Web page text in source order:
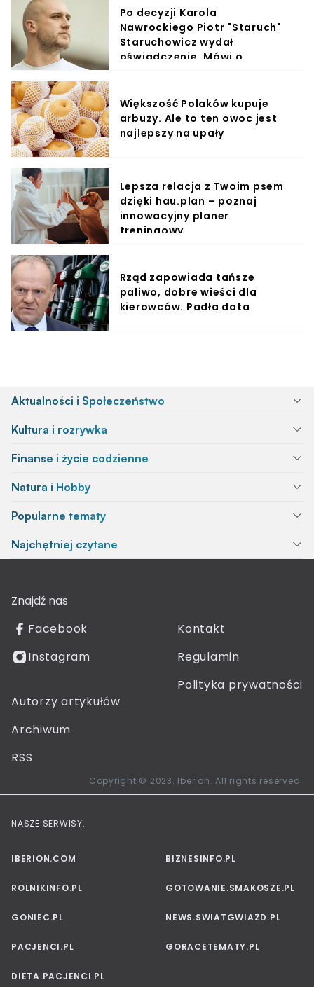
Po decyzji Karola
Nawrockiego Piotr "Staruch"
Staruchowicz wydał
oświadczenie. Mówi o
Większość Polaków kupuje
arbuzy. Ale to ten owoc jest
najlepszy na upały
Lepsza relacja z Twoim psem
dzięki hau.plan – poznaj
innowacyjny planer
treningowy
Rząd zapowiada tańsze
paliwo, dobre wieści dla
kierowców. Padła data
Aktualności i Społeczeństwo
Kultura i rozrywka
Finanse i życie codzienne
Natura i Hobby
Popularne tematy
Najchętniej czytane
Znajdź nas
Facebook
Instagram
Kontakt
Regulamin
Polityka prywatności
Autorzy artykułów
Archiwum
RSS
Copyright © 2023. Iberion. All rights reserved.
NASZE SERWISY:
IBERION.COM BIZNESINFO.PL
ROLNIKINFO.PL GOTOWANIE.SMAKOSZE.PL
GONIEC.PL NEWS.SWIATGWIAZD.PL
PACJENCI.PL GORACETEMATY.PL
DIETA.PACJENCI.PL